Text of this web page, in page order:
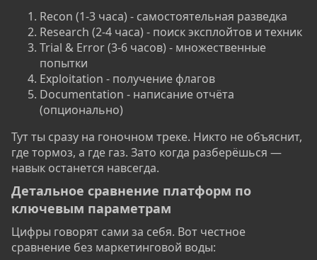
Recon (1-3 часа) - самостоятельная разведка
Research (2-4 часа) - поиск эксплойтов и техник
Trial & Error (3-6 часов) - множественные
попытки
Exploitation - получение флагов
Documentation - написание отчёта
(опционально)
Тут ты сразу на гоночном треке. Никто не объяснит,
где тормоз, а где газ. Зато когда разберёшься —
навык останется навсегда.
Детальное сравнение платформ по
ключевым параметрам​
Цифры говорят сами за себя. Вот честное
сравнение без маркетинговой воды: